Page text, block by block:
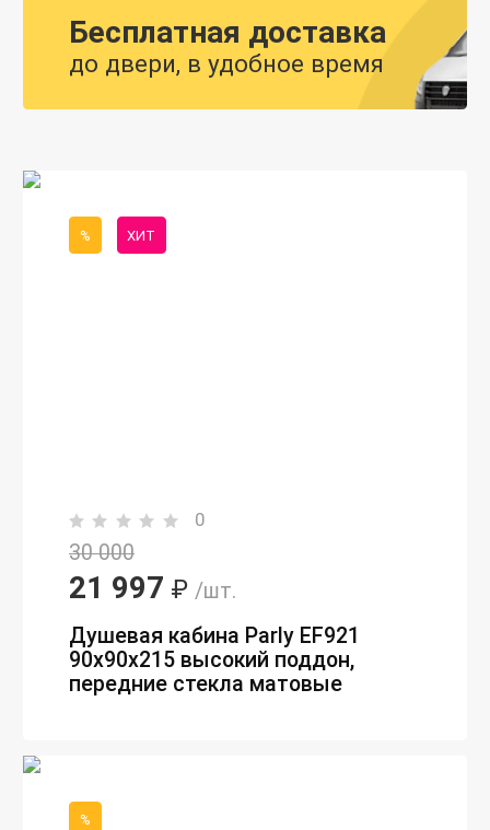
% ХИТ
0
30 000
21 997 ₽ /шт.
Душевая кабина Parly EF921
90х90х215 высокий поддон,
передние стекла матовые
%
Бесплатная доставка
до двери, в удобное время